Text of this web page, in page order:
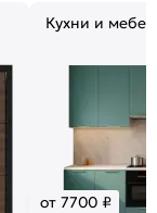
Кухни и
от 7700 ₽